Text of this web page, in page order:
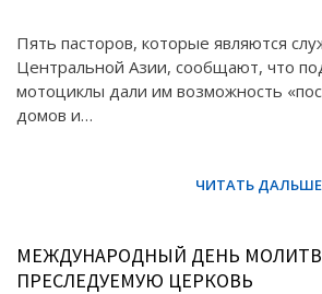
Пять пасторов, которые являются
Центральной Азии, сообщают, что
мотоциклы дали им возможность
домов и…
МЕЖДУНАРОДНЫЙ ДЕНЬ
ПРЕСЛЕДУЕМУЮ ЦЕРКОВЬ